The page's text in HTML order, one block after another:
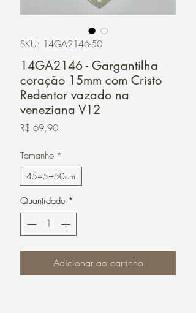
SKU: 14GA2146-50
14GA2146 - Gargantilha
coração 15mm com Cristo
Redentor vazado na
veneziana V12
R$ 69,90Preço
Tamanho *
45+5=50cm
Quantidade *
Adicionar ao carrinho